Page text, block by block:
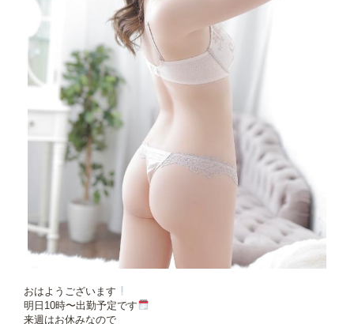
おはようございます
明日10時〜出勤予定です
来週はお休みなので